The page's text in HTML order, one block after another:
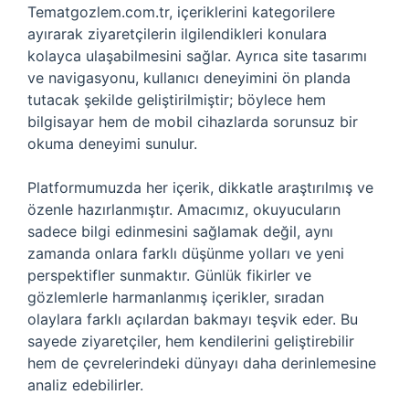
Tematgozlem.com.tr, içeriklerini kategorilere
ayırarak ziyaretçilerin ilgilendikleri konulara
kolayca ulaşabilmesini sağlar. Ayrıca site tasarımı
ve navigasyonu, kullanıcı deneyimini ön planda
tutacak şekilde geliştirilmiştir; böylece hem
bilgisayar hem de mobil cihazlarda sorunsuz bir
okuma deneyimi sunulur.
Platformumuzda her içerik, dikkatle araştırılmış ve
özenle hazırlanmıştır. Amacımız, okuyucuların
sadece bilgi edinmesini sağlamak değil, aynı
zamanda onlara farklı düşünme yolları ve yeni
perspektifler sunmaktır. Günlük fikirler ve
gözlemlerle harmanlanmış içerikler, sıradan
olaylara farklı açılardan bakmayı teşvik eder. Bu
sayede ziyaretçiler, hem kendilerini geliştirebilir
hem de çevrelerindeki dünyayı daha derinlemesine
analiz edebilirler.